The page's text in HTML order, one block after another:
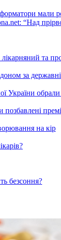
“Над
та
за
України
на кір
безсоння?